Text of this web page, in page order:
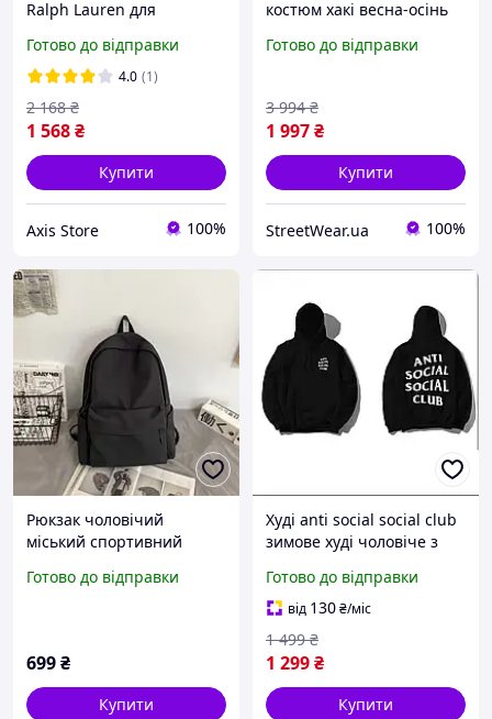
Ralph Lauren для
Кофта Поло чорна з
капюшоном оверсайз на
кожен день
Готово до відправки
4.0 (1)
1 568₴
2 168 ₴
Купити
Axis Store 100%
костюм хакі весна-осінь
спорт комплект 3в1 Кофта
(чорна) tdprbl
Готово до відправки
1 997₴
3 994 ₴
Купити
StreetWear.ua 100%
Рюкзак чоловічий
міський спортивний
молодіжний
подорожей
Готово до відправки
699₴
Купити
Худі anti social social club
зимове худі чоловіче з
капюшоном на флісі
молодіжна чорна
Готово до відправки
від 130₴/міс
1 299₴
1 499 ₴
Купити